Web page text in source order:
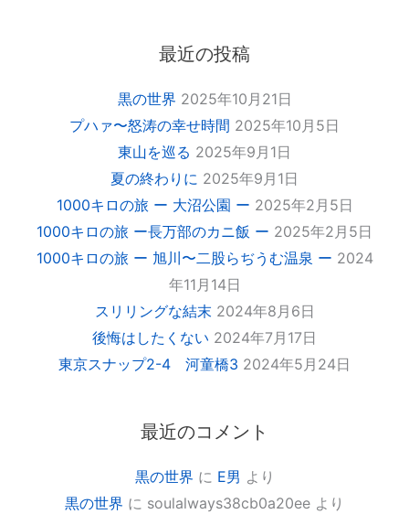
最近の投稿
黒の世界 2025年10月21日
プハァ〜怒涛の幸せ時間 2025年10月5日
東山を巡る 2025年9月1日
夏の終わりに 2025年9月1日
1000キロの旅 ー 大沼公園 ー 2025年2月5日
1000キロの旅 ー長万部のカニ飯 ー 2025年2月5日
1000キロの旅 ー 旭川〜二股らぢうむ温泉 ー 2024
年11月14日
スリリングな結末 2024年8月6日
後悔はしたくない 2024年7月17日
東京スナップ2-4 河童橋3 2024年5月24日
最近のコメント
黒の世界 に E男 より
黒の世界 に soulalways38cb0a20ee より